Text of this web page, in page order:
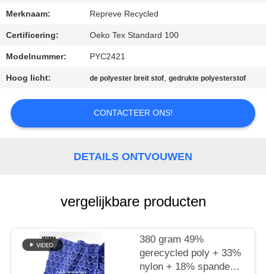
NIEUWS
GEVALLEN
SITEMAP
Merknaam: Repreve Recycled
Certificering: Oeko Tex Standard 100
Modelnummer: PYC2421
Hoog licht: de polyester breit stof,gedrukte polyesterstof
CONTACTEER ONS!
DETAILS ONTVOUWEN
vergelijkbare producten
380 gram 49%
gerecycled poly + 33%
nylon + 18% spandex